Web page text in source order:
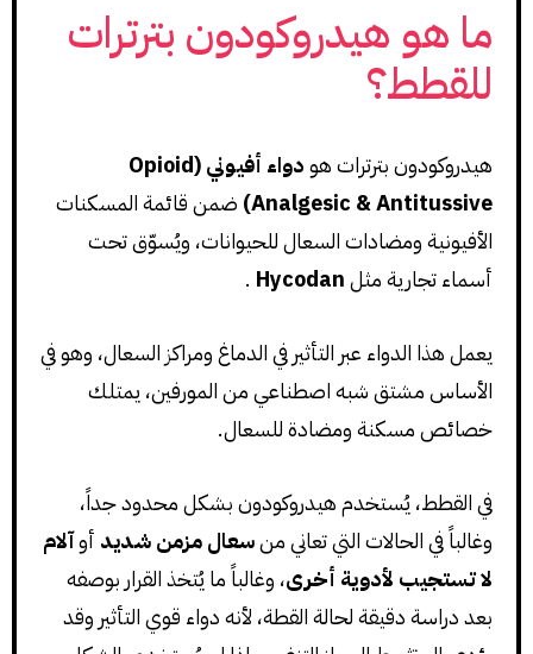
ما هو هيدروكودون بترترات
للقطط؟
هيدروكودون بترترات هو
دواء أفيوني (Opioid
Analgesic & Antitussive) ضمن قائمة المسكنات
الأفيونية ومضادات السعال للحيوانات، ويُسوّق تحت
أسماء تجارية مثلHycodan
.
يعمل هذا الدواء عبر التأثير في الدماغ ومراكز السعال، وهو في
الأساس مشتق شبه اصطناعي من المورفين، يمتلك
خصائص مسكنة ومضادة للسعال.
في القطط، يُستخدم هيدروكودون بشكل محدود جداً،
وغالباً في الحالات التي تعاني منسعال مزمن شديد أوآلام
لا تستجيب لأدوية أخرى، وغالباً ما يُتخذ القرار بوصفه
بعد دراسة دقيقة لحالة القطة، لأنه دواء قوي التأثير وقد